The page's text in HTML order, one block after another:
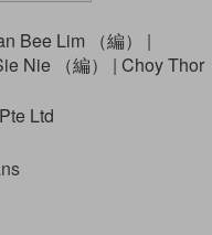
Bee Lim （編）
|
Nie （編） | Choy Thor
Ltd